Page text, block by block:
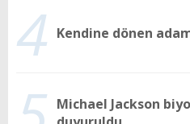
4 Kendine dönen
Michael Jackson